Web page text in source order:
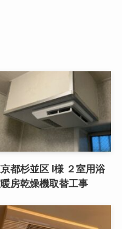
都杉並区 I様 ２室用浴
房乾燥機取替工事